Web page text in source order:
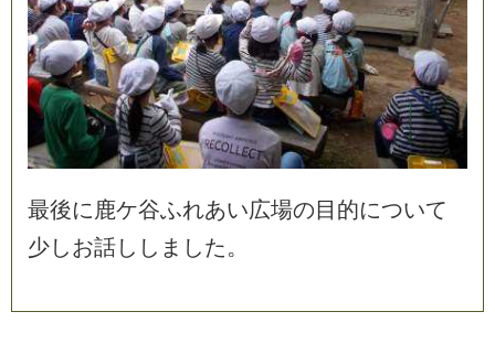
最後に 鹿ケ谷ふれあい広場の 目 的について
少し お話し し ま した。